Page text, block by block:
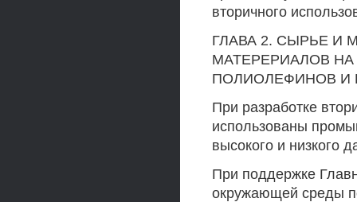
вторичного
ГЛАВА 2. СЫРЬЕ И
МАТЕРЕРИАЛОВ
ПОЛИОЛЕФИНОВ И
При разработке
использованы
высокого и низкого
При поддержке
окружающей среды